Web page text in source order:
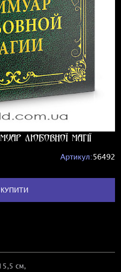
любовної магії
Артикул:56492
КУПИТИ
см,